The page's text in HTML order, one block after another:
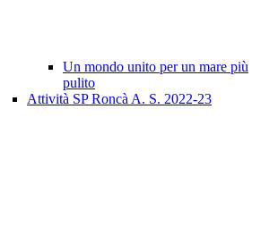
Un mondo unito per un mare più
pulito
Attività SP Roncà A. S. 2022-23